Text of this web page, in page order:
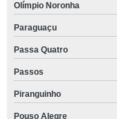
Olímpio Noronha
Paraguaçu
Passa Quatro
Passos
Piranguinho
Pouso Alegre